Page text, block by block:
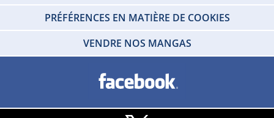
PRÉFÉRENCES EN MATIÈRE DE COOKIES
VENDRE NOS MANGAS